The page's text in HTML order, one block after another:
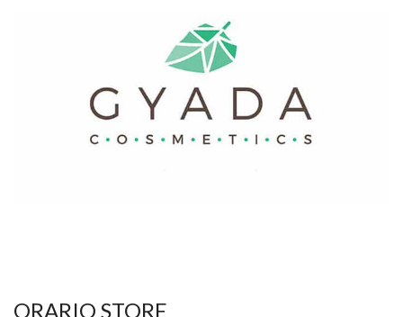
ORARIO STORE